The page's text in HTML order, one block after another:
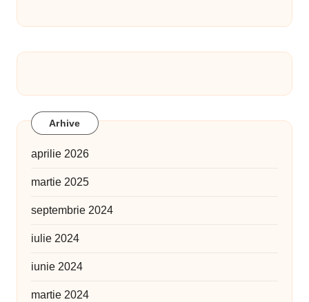
Arhive
aprilie 2026
martie 2025
septembrie 2024
iulie 2024
iunie 2024
martie 2024